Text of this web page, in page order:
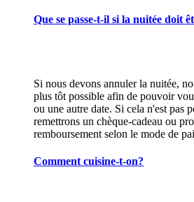
Que se passe-t-il si la nuitée doit
Si nous devons annuler la nuitée,
plus tôt possible afin de pouvoir
ou une autre date. Si cela n'est pas
remettrons un chèque-cadeau ou
remboursement selon le mode de
Comment cuisine-t-on?